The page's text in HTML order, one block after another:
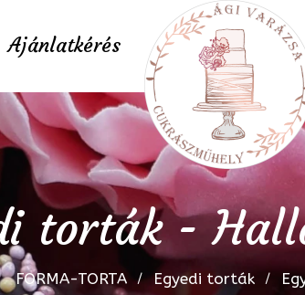
Ajánlatkérés
torták -
FORMA-TORTA Egyedi torták